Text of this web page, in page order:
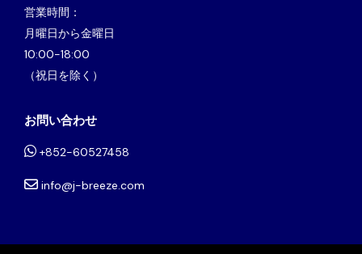
営業時間：
月曜日から金曜日
10:00-18:00
（祝日を除く）
お問い合わせ
+852-60527458
info@j-breeze.com